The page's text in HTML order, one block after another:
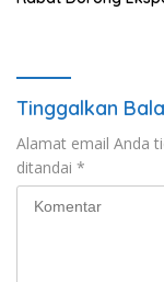
Tinggalkan
Alamat email Anda
ditandai *